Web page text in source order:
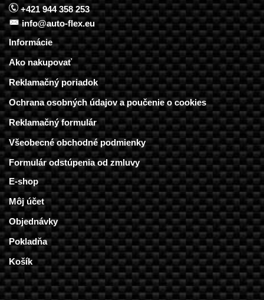
+421 944 358 253
info@auto-flex.eu
Informácie
Ako nakupovať
Reklamačný poriadok
Ochrana osobných údajov a poučenie o cookies
Reklamačný formulár
Všeobecné obchodné podmienky
Formulár odstúpenia od zmluvy
E-shop
Môj účet
Objednávky
Pokladňa
Košík